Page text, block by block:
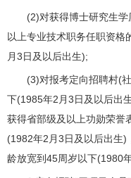
(2)对获得博士研究生学
以上专业技术职务任职资格
月3日及以后出生);
(3)对报考定向招聘村(社
下(1985年2月3日及以后出
获得省部级及以上功勋荣誉
(1982年2月3日及以后出生
龄放宽到45周岁以下(1980